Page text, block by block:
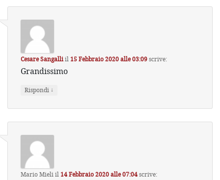
Cesare Sangalliil15 Febbraio 2020 alle 03:09scrive:
Grandissimo
Rispondi ↓
Mario Mieliil14 Febbraio 2020 alle 07:04scrive: